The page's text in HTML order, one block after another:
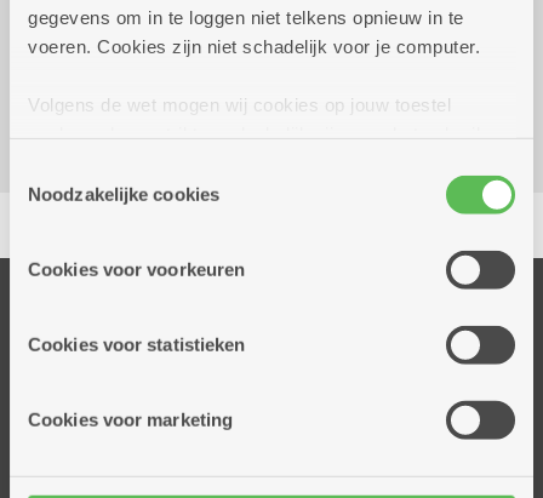
gegevens om in te loggen niet telkens opnieuw in te
voeren. Cookies zijn niet schadelijk voor je computer.
Volgens de wet mogen wij cookies op jouw toestel
cookies hebben we jouw toestemming nodig. Sommige
cookies worden geplaatst door derde partijen die een
informatie over jouw (geanonimiseerd) gebruik van onze
partners kunnen deze gegevens combineren met andere
Noodzakelijke cookies
Cookies voor voorkeuren
Cookies voor statistieken
Cookies voor marketing
Reserveer vervoer
Woonzorgcentrum Hof De Beuken
2180 Ekeren
Delen
Thuisdiensten
Assistentiewoningen
Financieel comfort